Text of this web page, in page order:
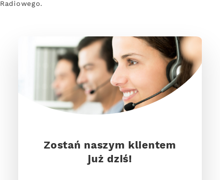
Radiowego.
Zostań naszym klientem
już dziś!